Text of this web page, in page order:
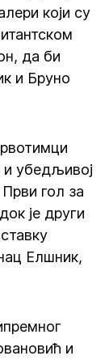
који су
да би
и Бруно
убедљивој
гол за
је други
Елшник,
и